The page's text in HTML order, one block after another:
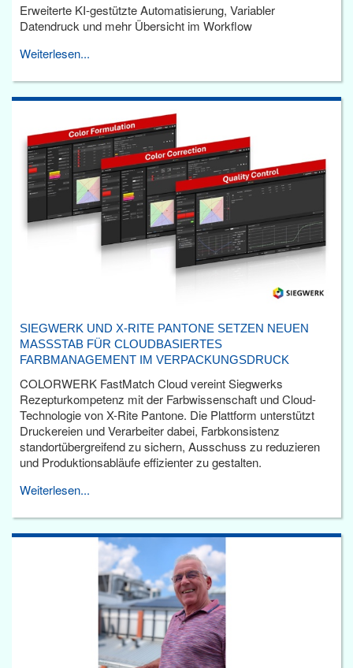
Erweiterte KI-gestützte Automatisierung, Variabler
Datendruck und mehr Übersicht im Workflow
Weiterlesen...
SIEGWERK UND X-RITE PANTONE SETZEN NEUEN
MASSSTAB FÜR CLOUDBASIERTES F
ARBMANAGEMENT IM VERPACKUNGSDRUCK
COLORWERK FastMatch Cloud vereint Siegwerks
Rezepturkompetenz mit der Farbwissenschaft und Cloud-
Technologie von X-Rite Pantone. Die Plattform unterstützt
Druckereien und Verarbeiter dabei, Farbkonsistenz
standortübergreifend zu sichern, Ausschuss zu reduzieren
und Produktionsabläufe effizienter zu gestalten.
Weiterlesen...